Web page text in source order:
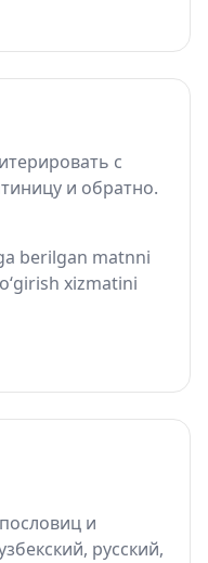
с
и обратно.
berilgan matnni
xizmatini
и
русский,